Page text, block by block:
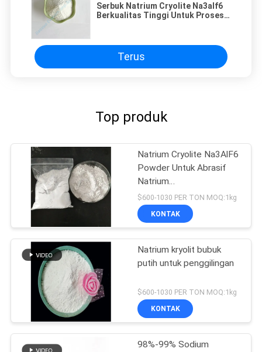
Serbuk Natrium Cryolite Na3alf6
Berkualitas Tinggi Untuk Proses
Terus
Top produk
Natrium Cryolite Na3AlF6
Powder Untuk Abrasif
Natrium
Hexafluoroaluminate
$600-1030 PER TON MOQ:1kg
KONTAK
Natrium kryolit bubuk
putih untuk penggilingan
$600-1030 PER TON MOQ:1kg
KONTAK
98%-99% Sodium